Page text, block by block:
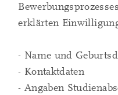
erklärten
- Name und
- Kontaktdaten
- Angaben